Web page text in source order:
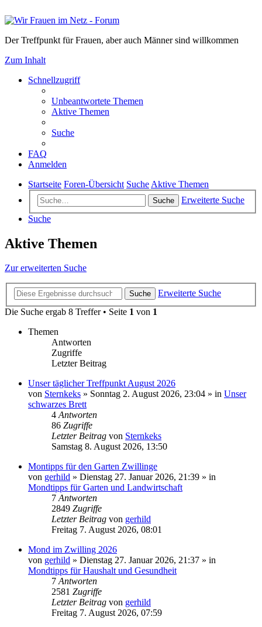
Der Treffpunkt für Frauen, aber auch Männer sind willkommen
Zum Inhalt
Schnellzugriff
Unbeantwortete Themen
Aktive Themen
Suche
FAQ
Anmelden
Startseite Foren-Übersicht Suche Aktive Themen
Suche
Erweiterte Suche
Suche
Aktive Themen
Zur erweiterten Suche
Suche
Erweiterte Suche
Die Suche ergab 8 Treffer • Seite 1 von 1
Themen
Antworten
Zugriffe
Letzter Beitrag
Unser täglicher Treffpunkt August 2026
von Sternkeks » Sonntag 2. August 2026, 23:04 » in Unser
schwarzes Brett
4 Antworten
86 Zugriffe
Letzter Beitrag von Sternkeks
Samstag 8. August 2026, 13:50
Montipps für den Garten Zwillinge
von gerhild » Dienstag 27. Januar 2026, 21:39 » in
Mondtipps für Garten und Landwirtschaft
7 Antworten
2849 Zugriffe
Letzter Beitrag von gerhild
Freitag 7. August 2026, 08:01
Mond im Zwilling 2026
von gerhild » Dienstag 27. Januar 2026, 21:37 » in
Mondtipps für Haushalt und Gesundheit
7 Antworten
2581 Zugriffe
Letzter Beitrag von gerhild
Freitag 7. August 2026, 07:59